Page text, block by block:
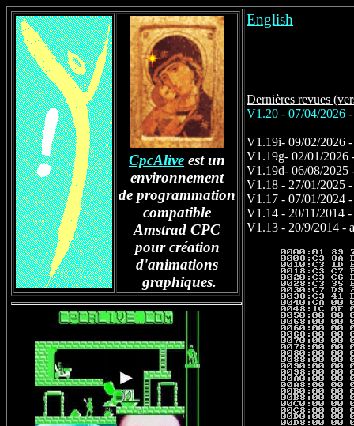
CpcAlive est un
environnement
de programmation
compatible
Amstrad CPC
pour création
d'animations
graphiques.
English
Dernières revues
V1.20 - 07/04/2026
V1.19i- 09/02/2026
V1.19g- 02/01/2026
V1.19d- 06/08/2025
V1.18 - 27/01/2025
V1.17 - 07/01/2024
V1.14 - 20/11/2014 -
V1.13 - 20/9/2014 -